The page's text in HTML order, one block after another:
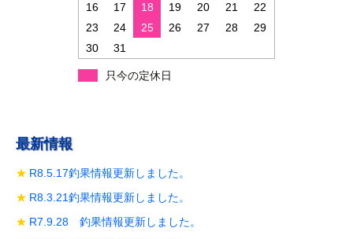
16
17 18 19 20 21
22
23
24 25 26 27 28
29
30
31
只今の定休日
最新情報
R8.5.17釣果情報更新しました。
R8.3.21釣果情報更新しました。
R7.9.28 釣果情報更新しました。